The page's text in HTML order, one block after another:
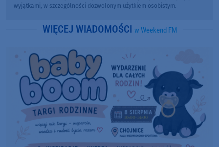
wyjątkami, w szczególności dozwolonym użytkiem osobistym.
WIĘCEJ WIADOMOŚCI w Weekend FM